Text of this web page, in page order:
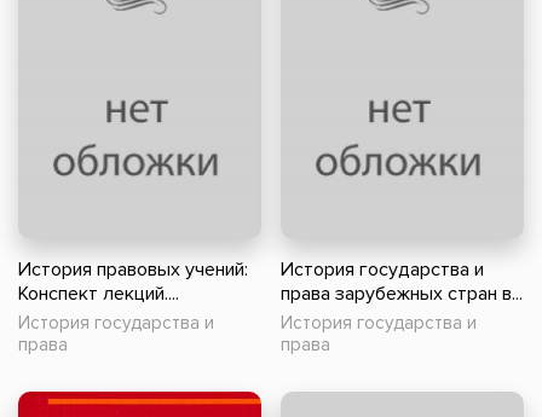
История правовых учений:
Конспект лекций....
История государства и
права
История государства и
права зарубежных стран в...
История государства и
права